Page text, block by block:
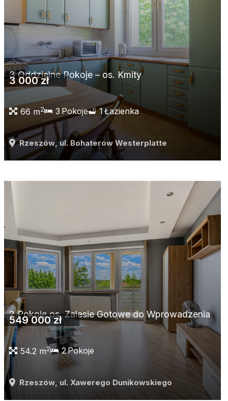
3 Oddzielne Pokoje – os. Kmity
3 000 zł
66 m2 3 Pokoje 1Łazienka
Rzeszów, ul. Bohaterów Westerplatte
2 Pokoje os. Zalesie Gotowe do Wprowadzenia
549 000 zł
54.2 m2 2Pokoje
Rzeszów , ul. Xawerego Dunikowskiego